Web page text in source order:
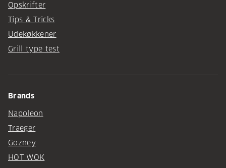
Opskrifter
Tips & Tricks
Udekøkkener
Grill type test
Brands
Napoleon
Traeger
Gozney
HOT WOK